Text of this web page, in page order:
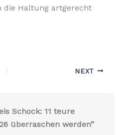
die Haltung artgerecht
NEXT
Schock: 11 teure
überraschen werden”